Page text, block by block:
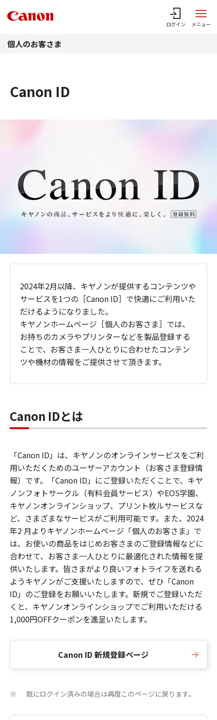
ログイン メニュー
個人のお客さま
Canon ID
2024年2月以降、キヤノンが提供するコンテンツや
サービスを1つの［Canon ID］で快適にご利用いた
だけるようになりました。
キヤノンホームページ［個人のお客さま］では、
お持ちのカメラやプリンターなどを製品登録する
ことで、お客さま一人ひとりに合わせたコンテン
ツや機材の情報をご提供させて頂きます。
Canon IDとは
「Canon ID」は、キヤノンのオンラインサービスをご利
用いただくためのユーザーアカウント（お客さま登録情
報）です。「Canon ID」にご登録いただくことで、キヤ
ノンフォトサークル（有料会員サービス）やEOS学園、
キヤノンオンラインショップ、プリント枚ルサービスな
ど、さまざまなサービスがご利用可能です。また、2024
年2 月よりキヤノンホームページ「個人のお客さま」で
は、お使いの商品をはじめお客さまのご登録情報などに
合わせて、お客さま一人ひとりに最適化された情報を提
供いたします。皆さまがより良いフォトライフを送れる
ようキヤノンがご支援いたしますので、ぜひ「Canon
ID」のご登録をお願いいたします。新規でご登録いただ
くと、キヤノンオンラインショップでご利用いただける
1,000円OFFクーポンを進呈いたします。
Canon ID 新規登録ページ
※ 既にログイン済みの場合は再度このページに戻ります。